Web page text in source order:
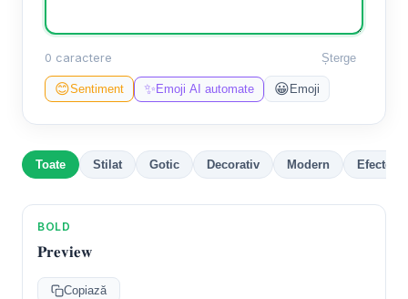
0 caractere Șterge
😊Sentiment ✨ Emoji AI automate 😀 Emoji
Toate Stilat Gotic Decorativ Modern Efecte
BOLD
𝐏𝐫𝐞𝐯𝐢𝐞𝐰
Copiază